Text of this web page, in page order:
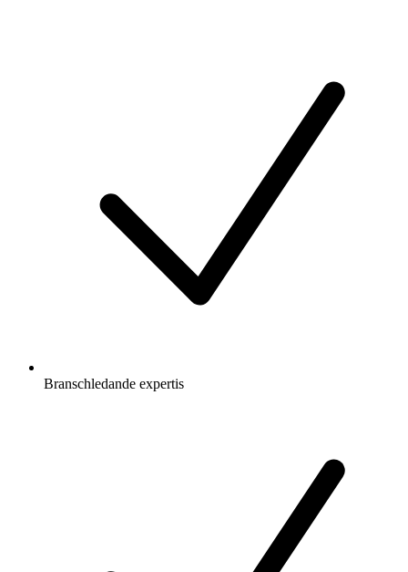
Branschledande expertis